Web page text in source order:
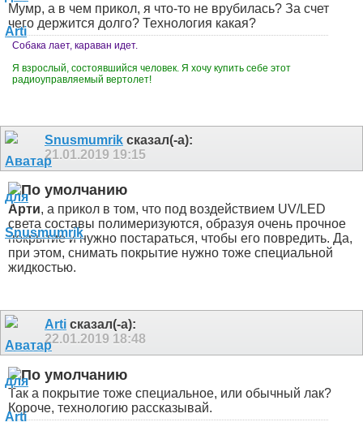
Мумр, а в чем прикол, я что-то не врубилась? За счет
чего держится долго? Технология какая?
Собака лает, караван идет.
Я взрослый, состоявшийся человек. Я хочу купить себе этот
радиоуправляемый вертолет!
Snusmumrik сказал(-а):
21.01.2019 19:15
Арти, а прикол в том, что под воздействием UV/LED
света составы полимеризуются, образуя очень прочное
покрытие и нужно постараться, чтобы его повредить. Да,
при этом, снимать покрытие нужно тоже специальной
жидкостью.
Arti сказал(-а):
22.01.2019 18:48
Так а покрытие тоже специальное, или обычный лак?
Короче, технологию рассказывай.